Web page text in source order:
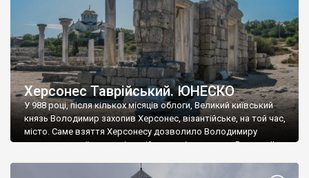
Херсонес Таврійський. ЮНЕСКО
У 988 році, після кількох місяців облоги, Великий київський
князь Володимир захопив Херсонес, візантійське, на той час,
місто. Саме взяття Херсонесу дозволило Володимиру
диктувати свої умови візантійському імператору Василю ІІ, та
Херсонесі Володимир-язичник, став Василем-християнином.